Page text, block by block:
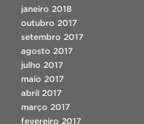
janeiro 2018
outubro 2017
setembro 2017
agosto 2017
julho 2017
maio 2017
abril 2017
março 2017
fevereiro 2017